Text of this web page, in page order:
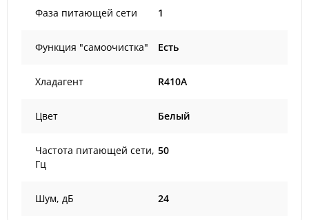
Фаза питающей сети 1
Функция "самоочистка" Есть
Хладагент R410A
Цвет Белый
Частота питающей сети,
Гц
50
Шум, дБ 24